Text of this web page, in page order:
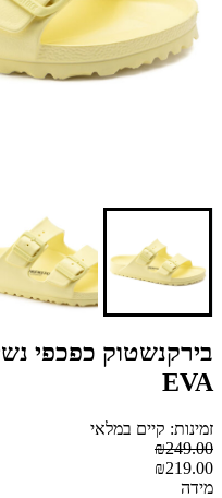
EVA
זמינות: קיים במלאי
₪249.00
₪219.00
מידה